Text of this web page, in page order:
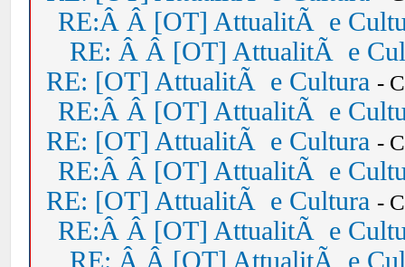
RE:Â Â [OT] AttualitÃ e
RE: Â Â [OT] AttualitÃ e
RE: [OT] AttualitÃ e Cultura -
RE:Â Â [OT] AttualitÃ e
RE: [OT] AttualitÃ e Cultura -
RE:Â Â [OT] AttualitÃ e
RE: [OT] AttualitÃ e Cultura -
RE:Â Â [OT] AttualitÃ e
RE: Â Â [OT] AttualitÃ e